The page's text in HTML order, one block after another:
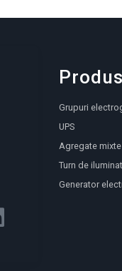
Grupuri
UPS
Agregate
Turn de iluminat
Generator